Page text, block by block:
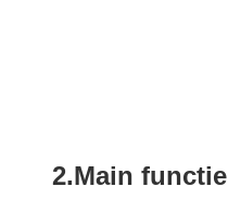
2.Main functie